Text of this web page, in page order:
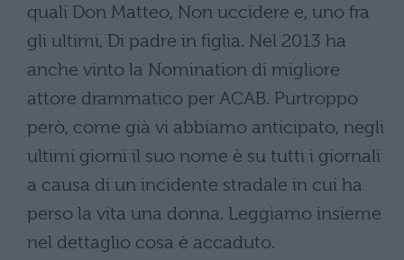
quali Don Matteo, Non uccidere e, uno fra
gli ultimi, Di padre in figlia. Nel 2013 ha
anche vinto la Nomination di migliore
attore drammatico per ACAB. Purtroppo
però, come già vi abbiamo anticipato, negli
ultimi giorni il suo nome è su tutti i giornali
a causa di un incidente stradale in cui ha
perso la vita una donna. Leggiamo insieme
nel dettaglio cosa è accaduto.